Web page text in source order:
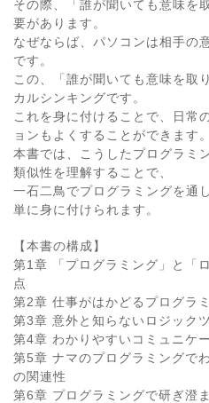
その際、「誰が聞いても意味を
要があります。
なぜならば、パソコンは相手の
です。
この、「誰が聞いても意味を取
カルシンキングです。
これを身に付けることで、日常
ョンもよくすることができます。
本書では、こうしたプログラミ
類似性を理解することで、
一石二鳥でプログラミングを通
単に身に付けられます。
【本書の構成】
第1章 「プログラミング」と「
点
第2章 仕事がはかどるプログラ
第3章 意外と知らないロジック
第4章 わかりやすいコミュニケ
第5章 ナマのプログラミングで
の関連性
第6章 プログラミングで研ぎ澄